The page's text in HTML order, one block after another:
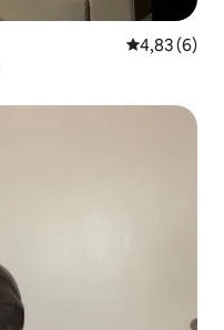
4,83 ud af 5
4,83 (6)